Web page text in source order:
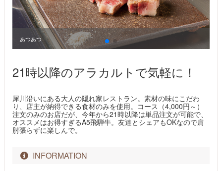
あつあつ
21時以降のアラカルトで気軽に！
犀川沿いにある大人の隠れ家レストラン。素材の味にこだわ
り、店主が納得できる食材のみを使用。コース（4,000円～）
注文のみのお店だが、今年から21時以降は単品注文が可能で、
オススメはお得すぎるA5飛騨牛。友達とシェアもOKなので肩
肘張らずに楽しんで。
INFORMATION